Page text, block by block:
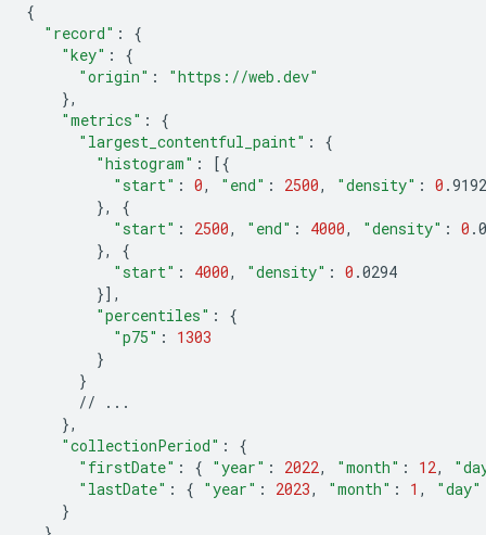
{
"record" :
{
"key" :
{
"origin" :
"https://web.dev"
}
"metrics" :
{
"largest_contentful_paint" :
{
"histogram" :
[{
"start" : 0, "end" : 2500, "density" : 0
},
{
"start" : 2500, "end" : 4000, "density" : 0
},
{
"start" : 4000, "density" : 0
}]
"percentiles" :
{
"p75" :
1303
}
}
//
}
"collectionPeriod" :
{
"firstDate" : { "year" : 2022, "month" : 12,
"lastDate" : { "year" : 2023, "month" : 1 , "day"
}